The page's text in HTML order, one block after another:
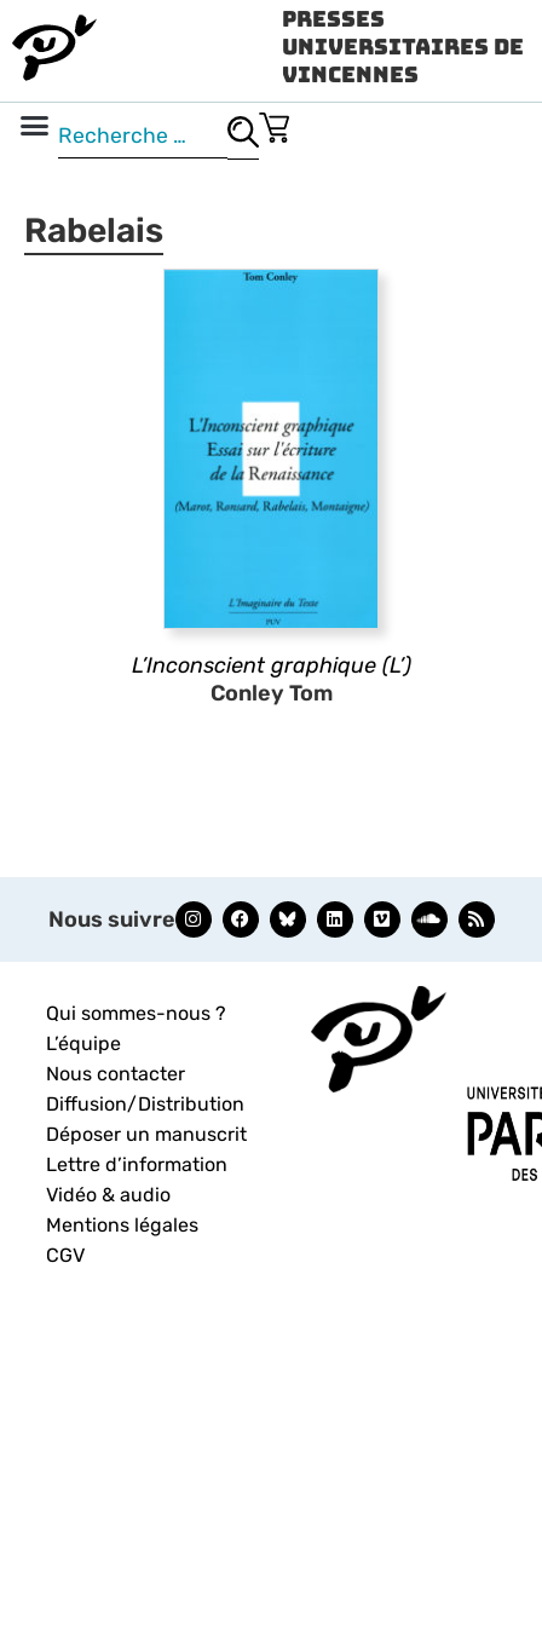
Presses
Universitaires de
Vincennes
Rabelais
L’Inconscient graphique (L’)
Conley Tom
Nous suivre
Qui sommes-nous ?
L’équipe
Nous contacter
Diffusion/Distribution
Déposer un manuscrit
Lettre d’information
Vidéo & audio
Mentions légales
CGV